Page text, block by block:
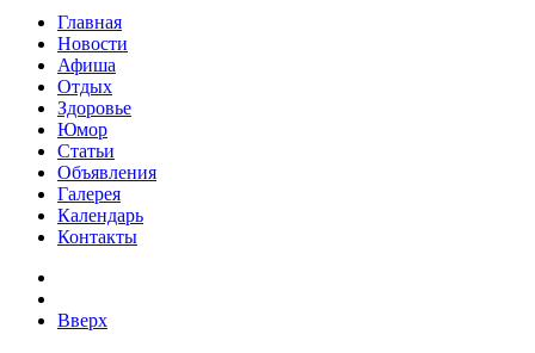
Главная
Новости
Афиша
Отдых
Здоровье
Юмор
Статьи
Объявления
Галерея
Календарь
Контакты
Вверх